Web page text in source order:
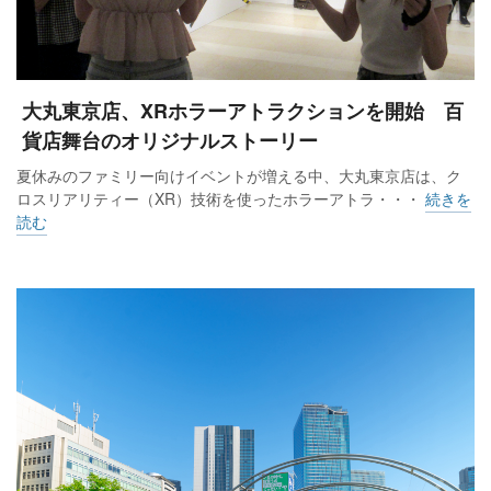
大丸東京店、XRホラーアトラクションを開始 百
貨店舞台のオリジナルストーリー
夏休みのファミリー向けイベントが増える中、大丸東京店は、ク
ロスリアリティー（XR）技術を使ったホラーアトラ・・・ 続きを
読む